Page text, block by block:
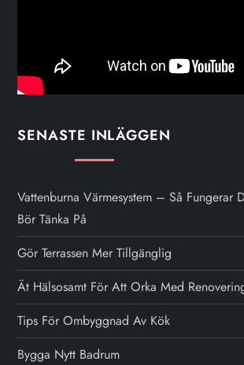
SENASTE INLÄGGEN
Vattenburna Värmesystem – Så Fungerar
Bör Tänka På
Gör Terrassen Mer Tillgänglig
Ät Hälsosamt För Att Orka Med
Tips För Ombyggnad Av Kök
Bygga Nytt Badrum